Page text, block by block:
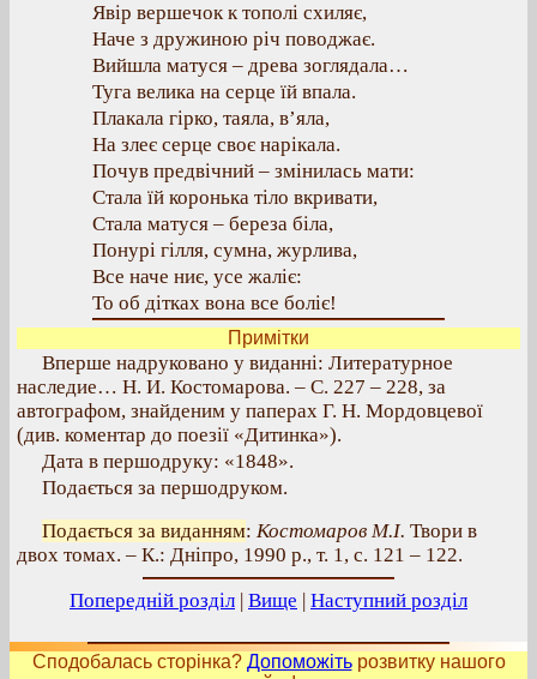
Явір вершечок к тополі схиляє,
Наче з дружиною річ поводжає.
Вийшла матуся – древа зоглядала…
Туга велика на серце їй впала.
Плакала гірко, таяла, в’яла,
На злеє серце своє нарікала.
Почув предвічний – змінилась мати:
Стала їй коронька тіло вкривати,
Стала матуся – береза біла,
Понурі гілля, сумна, журлива,
Все наче ниє, усе жаліє:
То об дітках вона все боліє!
Примітки
Вперше надруковано у виданні: Литературное
наследие… Н. И. Костомарова. – С. 227 – 228, за
автографом, знайденим у паперах Г. Н. Мордовцевої
(див. коментар до поезії «Дитинка»).
Дата в першодруку: «1848».
Подається за першодруком.
Подається за виданням: Костомаров М.І. Твори в
двох томах. – К.: Дніпро, 1990 р., т. 1, с. 121 – 122.
Попередній розділ | Вище | Наступний розділ
Сподобалась сторінка? Допоможітьрозвитку нашого